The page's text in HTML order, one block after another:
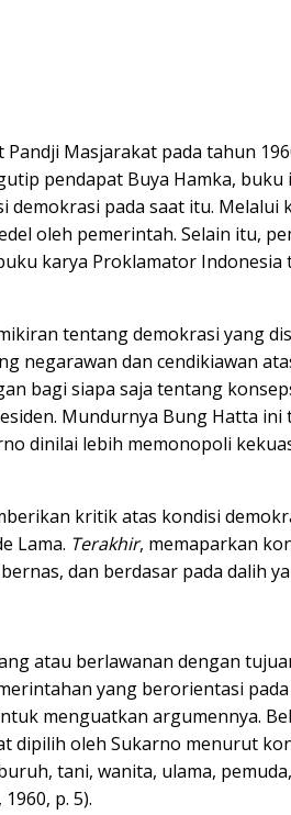
Masjarakat pada tahun
pendapat Buya Hamka,
pada saat itu. Melalui
oleh pemerintah. Selain itu,
karya Proklamator
tentang demokrasi yang
dan cendikiawan
bagi siapa saja tentang
Mundurnya Bung Hatta
dinilai lebih memonopoli
kritik atas kondisi
Lama. Terakhir, memaparkan
dan berdasar pada dalih
atau berlawanan dengan
yang berorientasi
menguatkan argumennya.
dipilih oleh Sukarno menurut
tani, wanita, ulama,
p. 5).